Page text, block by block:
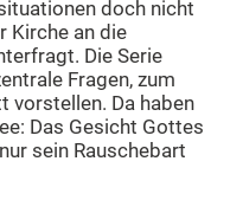
doch nicht
Kirche an die
Die Serie
Fragen, zum
vorstellen. Da haben
Das Gesicht Gottes
sein Rauschebart